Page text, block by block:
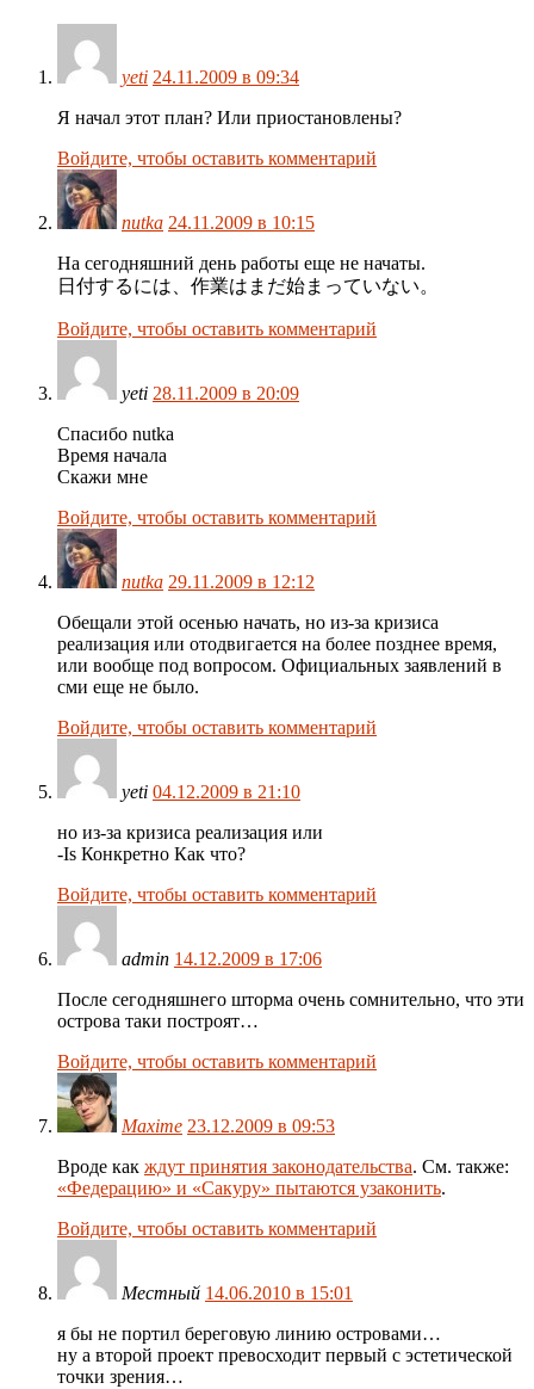
yeti 24.11.2009 в 09:34
Я начал этот план? Или приостановлены?
Войдите, чтобы оставить комментарий
nutka 24.11.2009 в 10:15
На сегодняшний день работы еще не начаты.
日付するには、作業はまだ始まっていない。
Войдите, чтобы оставить комментарий
yeti 28.11.2009 в 20:09
Спасибо nutka
Время начала
Скажи мне
Войдите, чтобы оставить комментарий
nutka 29.11.2009 в 12:12
Обещали этой осенью начать, но из-за кризиса
реализация или отодвигается на более позднее время,
или вообще под вопросом. Официальных заявлений в
сми еще не было.
Войдите, чтобы оставить комментарий
yeti 04.12.2009 в 21:10
но из-за кризиса реализация или
-Is Конкретно Как что?
Войдите, чтобы оставить комментарий
admin 14.12.2009 в 17:06
После сегодняшнего шторма очень сомнительно, что эти
острова таки построят…
Войдите, чтобы оставить комментарий
Maxime 23.12.2009 в 09:53
Вроде как ждут принятия законодательства. См. также:
«Федерацию» и «Сакуру» пытаются узаконить.
Войдите, чтобы оставить комментарий
Местный 14.06.2010 в 15:01
я бы не портил береговую линию островами…
ну а второй проект превосходит первый с эстетической
точки зрения…